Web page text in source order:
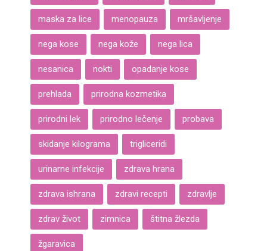
maska za lice menopauza mršavljenje
nega kose nega kože nega lica
nesanica nokti opadanje kose
prehlada prirodna kozmetika
prirodni lek prirodno lečenje probava
skidanje kilograma trigliceridi
urinarne infekcije zdrava hrana
zdrava ishrana zdravi recepti zdravlje
zdrav život zimnica štitna žlezda
žgaravica